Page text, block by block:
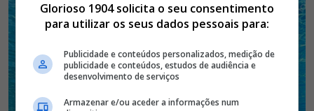
Glorioso 1904 solicita o seu consentimento
para utilizar os seus dados pessoais para:
Publicidade e conteúdos personalizados, medição de
publicidade e conteúdos, estudos de audiência e
desenvolvimento de serviços
Armazenar e/ou aceder a informações num